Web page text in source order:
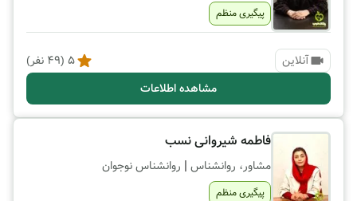
پیگیری منظم
آنلاین 5
(
49 نفر)
مشاهده اطلاعات
فاطمه شیروانی نسب
مشاور، روانشناس | روانشناس نوجوان
پیگیری منظم